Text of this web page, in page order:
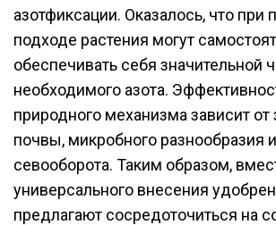
азотфиксации. Оказалось, что при
подходе растения могут
обеспечивать себя значительной
необходимого азота.
природного механизма зависит от
почвы, микробного разнообразия
севооборота. Таким образом,
универсального внесения
предлагают сосредоточиться на